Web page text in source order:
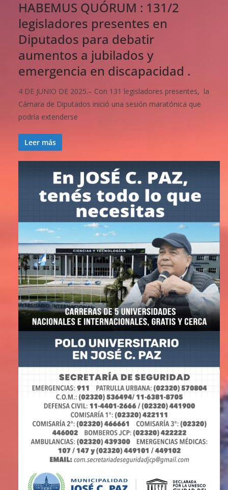
HABEMUS QUÓRUM : 131/2
legisladores presentes en
Diputados para debatir
aumentos a jubilados y
emergencia en discapacidad .
4 DE JUNIO DE 2025.– Con 131 legisladores presentes, la
Cámara de Diputados inició una sesión maratónica que
podría extenderse
Leer más